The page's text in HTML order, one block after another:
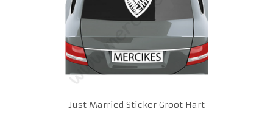
Just Married Sticker Groot Hart